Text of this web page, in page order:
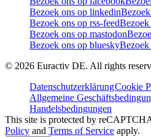
Bezoek ons op linkedin
Bezoek ons op rss-feedBezoek
Bezoek ons op mastodon
Bezoek ons op blueskyBezoek
© 2026 Euractiv DE. All rights
DatenschutzerklärungCookie
Allgemeine
Handelsbedingungen
This site is protected by
Policy and Terms of Service apply.